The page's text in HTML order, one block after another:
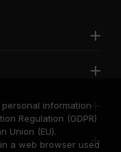
information
Regulation (GDPR)
Union (EU).
a web browser used